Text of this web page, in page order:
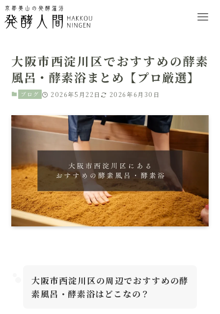
大阪市西淀川区でおすすめの酵素
風呂・酵素浴まとめ【プロ厳選】
ブログ 2026年5月22日 2026年6月30日
大阪市西淀川区の周辺でおすすめの酵
素風呂・酵素浴はどこなの？